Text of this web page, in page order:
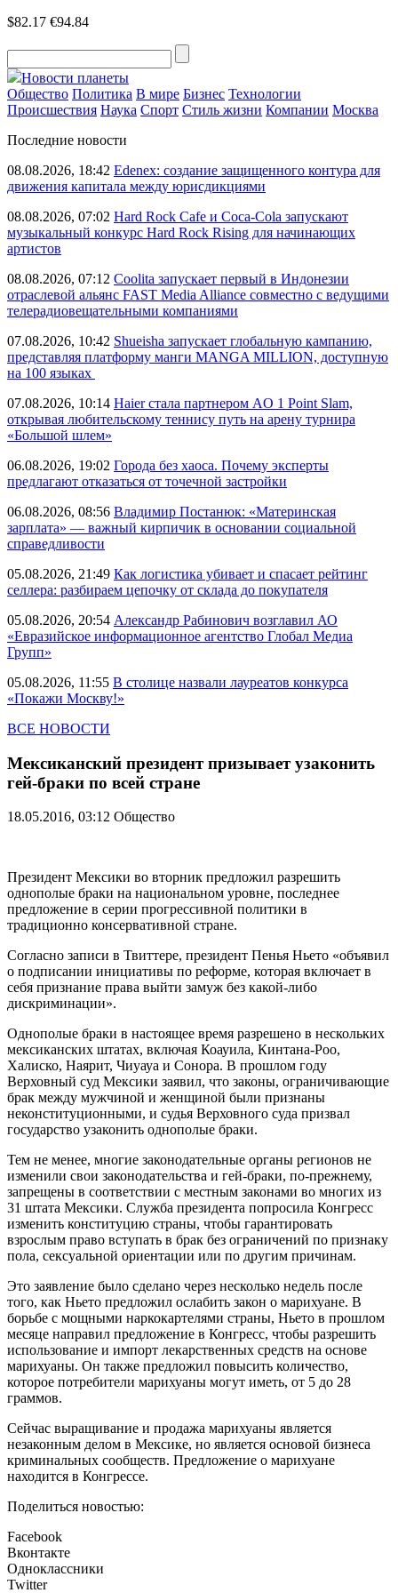
$82.17 €94.84
Новости планеты
Общество Политика В мире Бизнес Технологии
Происшествия Наука Спорт Стиль жизни Компании Москва
Последние новости
08.08.2026, 18:42 Edenex: создание защищенного контура для
движения капитала между юрисдикциями
08.08.2026, 07:02 Hard Rock Cafe и Coca-Cola запускают
музыкальный конкурс Hard Rock Rising для начинающих
артистов
08.08.2026, 07:12 Coolita запускает первый в Индонезии
отраслевой альянс FAST Media Alliance совместно с ведущими
телерадиовещательными компаниями
07.08.2026, 10:42 Shueisha запускает глобальную кампанию,
представляя платформу манги MANGA MILLION, доступную
на 100 языках
07.08.2026, 10:14 Haier стала партнером AO 1 Point Slam,
открывая любительскому теннису путь на арену турнира
«Большой шлем»
06.08.2026, 19:02 Города без хаоса. Почему эксперты
предлагают отказаться от точечной застройки
06.08.2026, 08:56 Владимир Постанюк: «Материнская
зарплата» — важный кирпичик в основании социальной
справедливости
05.08.2026, 21:49 Как логистика убивает и спасает рейтинг
селлера: разбираем цепочку от склада до покупателя
05.08.2026, 20:54 Александр Рабинович возглавил АО
«Евразийское информационное агентство Глобал Медиа
Групп»
05.08.2026, 11:55 В столице назвали лауреатов конкурса
«Покажи Москву!»
ВСЕ НОВОСТИ
Мексиканский президент призывает узаконить
гей-браки по всей стране
18.05.2016, 03:12 Общество
Президент Мексики во вторник предложил разрешить
однополые браки на национальном уровне, последнее
предложение в серии прогрессивной политики в
традиционно консервативной стране.
Согласно записи в Твиттере, президент Пенья Ньето «объявил
о подписании инициативы по реформе, которая включает в
себя признание права выйти замуж без какой-либо
дискриминации».
Однополые браки в настоящее время разрешено в нескольких
мексиканских штатах, включая Коауила, Кинтана-Роо,
Халиско, Наярит, Чиуауа и Сонора. В прошлом году
Верховный суд Мексики заявил, что законы, ограничивающие
брак между мужчиной и женщиной были признаны
неконституционными, и судья Верховного суда призвал
государство узаконить однополые браки.
Тем не менее, многие законодательные органы регионов не
изменили свои законодательства и гей-браки, по-прежнему,
запрещены в соответствии с местным законами во многих из
31 штата Мексики. Служба президента попросила Конгресс
изменить конституцию страны, чтобы гарантировать
взрослым право вступать в брак без ограничений по признаку
пола, сексуальной ориентации или по другим причинам.
Это заявление было сделано через несколько недель после
того, как Ньето предложил ослабить закон о марихуане. В
борьбе с мощными наркокартелями страны, Ньето в прошлом
месяце направил предложение в Конгресс, чтобы разрешить
использование и импорт лекарственных средств на основе
марихуаны. Он также предложил повысить количество,
которое потребители марихуаны могут иметь, от 5 до 28
граммов.
Сейчас выращивание и продажа марихуаны является
незаконным делом в Мексике, но является основой бизнеса
криминальных сообществ. Предложение о марихуане
находится в Конгрессе.
Поделиться новостью:
Facebook
Вконтакте
Одноклассники
Twitter